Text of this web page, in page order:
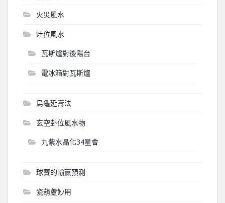
火災風水
灶位風水
瓦斯爐對後陽台
電冰箱對瓦斯爐
烏龜延壽法
玄空卦位風水物
九紫水晶化34星會
球賽的輸贏預測
瓷葫蘆妙用